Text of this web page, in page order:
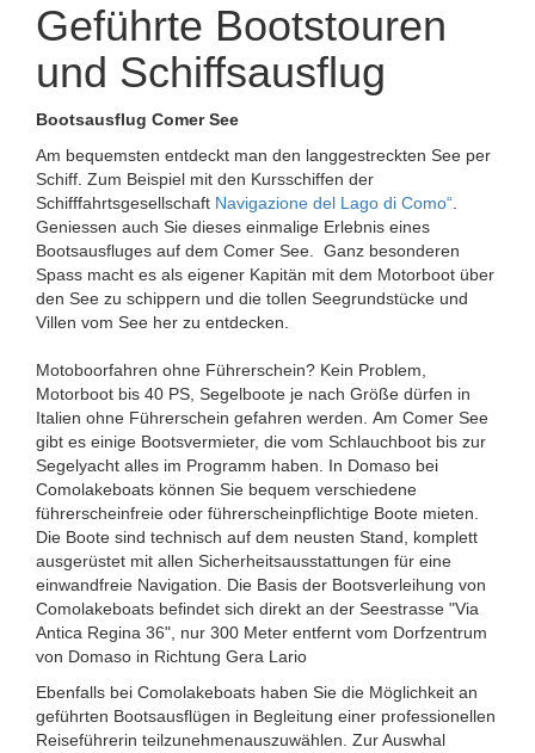
Geführte Bootstouren
und Schiffsausflug
Bootsausflug Comer See
Am bequemsten entdeckt man den langgestreckten See per
Schiff. Zum Beispiel mit den Kursschiffen der
Schifffahrtsgesellschaft Navigazione del Lago di Como“
Geniessen auch Sie dieses einmalige Erlebnis eines
Bootsausfluges auf dem Comer See. Ganz besonderen
Spass macht es als eigener Kapitän mit dem Motorboot über
den See zu schippern und die tollen Seegrundstücke und
Villen vom See her zu entdecken.
Motoboorfahren ohne Führerschein? Kein Problem,
Motorboot bis 40 PS, Segelboote je nach Größe dürfen in
Italien ohne Führerschein gefahren werden. Am Comer See
gibt es einige Bootsvermieter, die vom Schlauchboot bis zur
Segelyacht alles im Programm haben. In Domaso bei
Comolakeboats können Sie bequem verschiedene
führerscheinfreie oder führerscheinpflichtige Boote mieten.
Die Boote sind technisch auf dem neusten Stand, komplett
ausgerüstet mit allen Sicherheitsausstattungen für eine
einwandfreie Navigation. Die Basis der Bootsverleihung von
Comolakeboats befindet sich direkt an der Seestrasse "Via
Antica Regina 36", nur 300 Meter entfernt vom Dorfzentrum
von Domaso in Richtung Gera Lario
Ebenfalls bei Comolakeboats haben Sie die Möglichkeit an
geführten Bootsausflügen in Begleitung einer professionellen
Reiseführerin teilzunehmenauszuwählen. Zur Auswhal